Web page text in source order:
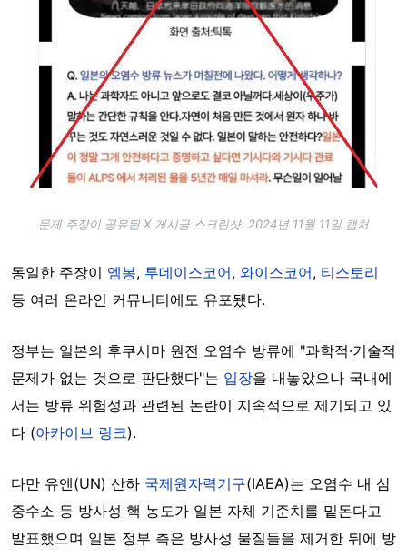
문제 주장이 공유된 X 게시글 스크린샷. 2024년 11월 11일 캡처
동일한 주장이 엠봉, 투데이스코어, 와이스코어, 티스토리
등 여러 온라인 커뮤니티에도 유포됐다.
정부는 일본의 후쿠시마 원전 오염수 방류에 "과학적·기술적
문제가 없는 것으로 판단했다"는 입장을 내놓았으나 국내에
서는 방류 위험성과 관련된 논란이 지속적으로 제기되고 있
다 (아카이브 링크).
다만 유엔(UN) 산하 국제원자력기구(IAEA)는 오염수 내 삼
중수소 등 방사성 핵 농도가 일본 자체 기준치를 밑돈다고
발표했으며 일본 정부 측은 방사성 물질들을 제거한 뒤에 방